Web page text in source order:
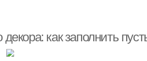
декора: как заполнить